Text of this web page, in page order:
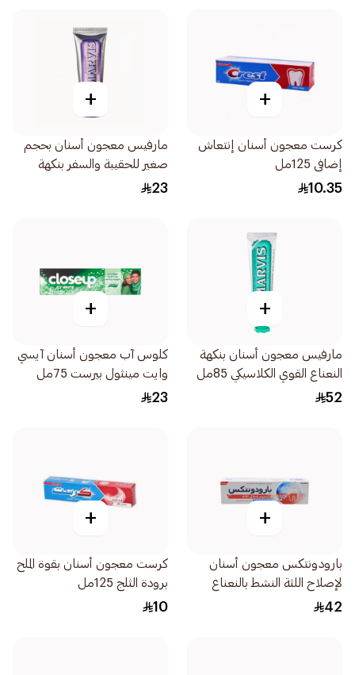
+
كرست معجون أسنان إنتعاش
إضافى 125مل
10.35
+
مارفيس معجون أسنان بحجم
صغير للحقيبة والسفر بنكهة
الياسمين والنعناع اللطيف
23
+
مارفيس معجون أسنان بنكهة
النعناع القوي الكلاسيكي 85مل
52
+
كلوس آب معجون أسنان آيسي
وايت مينثول بيرست 75مل
23
+
بارودونتكس معجون أسنان
لإصلاح اللثة النشط بالنعناع
75مل
42
+
كرست معجون أسنان بقوة الملح
برودة الثلج 125مل
10